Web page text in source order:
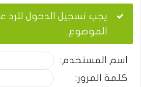
يجب تسجيل الدخول للرد
الموضوع.
اسم المستخدم:
كلمة المرور: